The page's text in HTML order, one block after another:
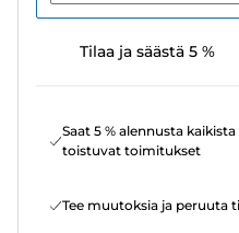
Tilaa ja säästä 5 %
Saat 5 % alennusta
toistuvat toimitukset
Tee muutoksia ja peruuta